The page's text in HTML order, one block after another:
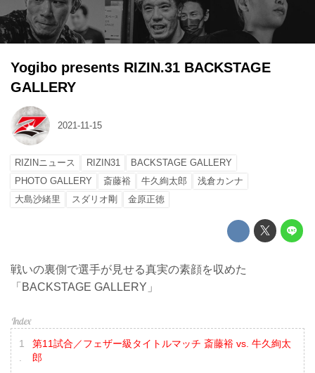
Yogibo presents RIZIN.31 BACKSTAGE
GALLERY
2021-11-15
RIZINニュース RIZIN31
BACKSTAGE GALLERY
PHOTO GALLERY
斎藤裕 牛久絢太郎
浅倉カンナ
大島沙緒里
スダリオ剛 金原正徳
戦いの裏側で選手が見せる真実の素顔を収めた
「BACKSTAGE GALLERY」
第11試合／フェザー級タイトルマッチ 斎藤裕 vs. 牛久絢太
郎